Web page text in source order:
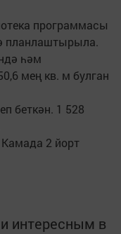
программасы
планлаштырыла.
һәм
мең кв. м булган
беткән. 1 528
2 йорт
интересным в